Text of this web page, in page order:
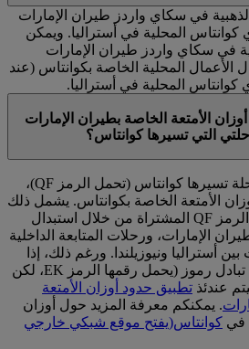
في سكاي واردز طيران الإمارات
كوانتاس المحلية في أستراليا. ويمكن
في سكاي واردز طيران الإمارات
الأعمال المحلية الخاصة بكوانتاس (عند
كوانتاس المحلية في أستراليا.
الأمتعة الخاصة بطيران الإمارات
التي تسيرها كوانتاس؟
إذا كنتم على متن رحلة تسيرها كوانتاس (تحمل الرمز QF)،
الأمتعة الخاصة بكوانتاس. يشمل ذلك
الرحلات التي تحمل الرمز QF المشتراة من خلال استبدال
الإمارات، ورحلات المتابعة الداخلية
بين أستراليا ونيوزيلندا. ورغم ذلك، إذا
كنتم على متن رحلة تبادل رموز (يحمل رقمها الرمز EK، لكن
عندئذ تطبيق حدود أوزان الأمتعة
. يمكنكم معرفة المزيد حول أوزان
في كوانتاس(يفتح موقع شبكي خارجي